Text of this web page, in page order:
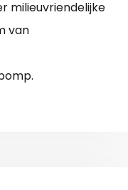
milieuvriendelijke
van